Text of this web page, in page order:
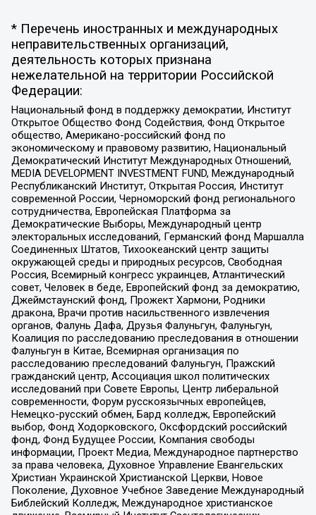
* Перечень иностранных и международных
неправительственных организаций,
деятельность которых признана
нежелательной на территории Российской
Федерации:
Национальный фонд в поддержку демократии, Институт
Открытое Общество Фонд Содействия, Фонд Открытое
общество, Американо-российский фонд по
экономическому и правовому развитию, Национальный
Демократический Институт Международных Отношений,
MEDIA DEVELOPMENT INVESTMENT FUND, Международный
Республиканский Институт, Открытая Россия, Институт
современной России, Черноморский фонд регионального
сотрудничества, Европейская Платформа за
Демократические Выборы, Международный центр
электоральных исследований, Германский фонд Маршалла
Соединенных Штатов, Тихоокеанский центр защиты
окружающей среды и природных ресурсов, Свободная
Россия, Всемирный конгресс украинцев, Атлантический
совет, Человек в беде, Европейский фонд за демократию,
Джеймстаунский фонд, Прожект Хармони, Родники
дракона, Врачи против насильственного извлечения
органов, Фалунь Дафа, Друзья Фалуньгун, Фалуньгун,
Коалиция по расследованию преследования в отношении
Фалуньгун в Китае, Всемирная организация по
расследованию преследований Фалуньгун, Пражский
гражданский центр, Ассоциация школ политических
исследований при Совете Европы, Центр либеральной
современности, Форум русскоязычных европейцев,
Немецко-русский обмен, Бард колледж, Европейский
выбор, Фонд Ходорковского, Оксфордский российский
фонд, Фонд Будущее России, Компания свободы
информации, Проект Медиа, Международное партнерство
за права человека, Духовное Управление Евангельских
Христиан Украинской Христианской Церкви, Новое
Поколение, Духовное Учебное Заведение Международный
Библейский Колледж, Международное христианское